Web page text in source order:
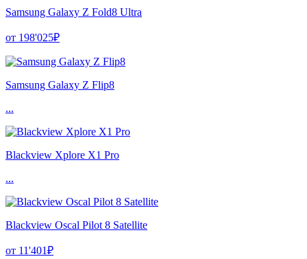
Samsung Galaxy Z Fold8 Ultra
от 198'025₽
Samsung Galaxy Z Flip8
...
Blackview Xplore X1 Pro
...
Blackview Oscal Pilot 8 Satellite
от 11'401₽